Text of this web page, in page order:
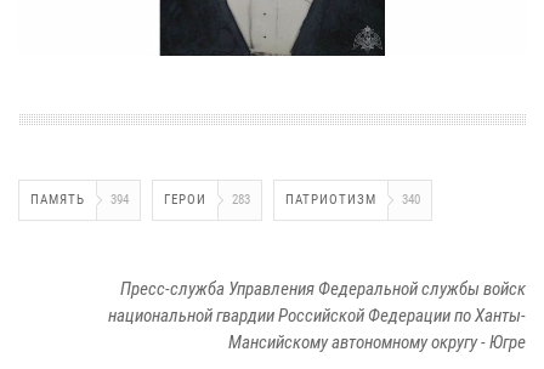
ПАМЯТЬ 394 ГЕРОИ 283 ПАТРИОТИЗМ 340
Пресс-служба Управления Федеральной службы войск
национальной гвардии Российской Федерации по Ханты-
Мансийскому автономному округу - Югре